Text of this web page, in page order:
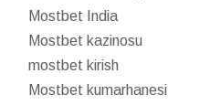
Mostbet India
Mostbet kazinosu
mostbet kirish
Mostbet kumarhanesi